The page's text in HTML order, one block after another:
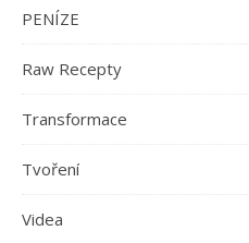
PENÍZE
Raw Recepty
Transformace
Tvoření
Videa